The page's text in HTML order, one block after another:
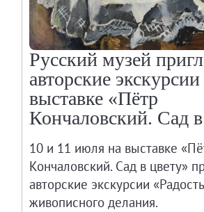
Русский музей
авторские
выставке «Пётр
Кончаловский. Сад
10 и 11 июля на выставке
Кончаловский. Сад в цвету»
авторские экскурсии «Радость
живописного делания.